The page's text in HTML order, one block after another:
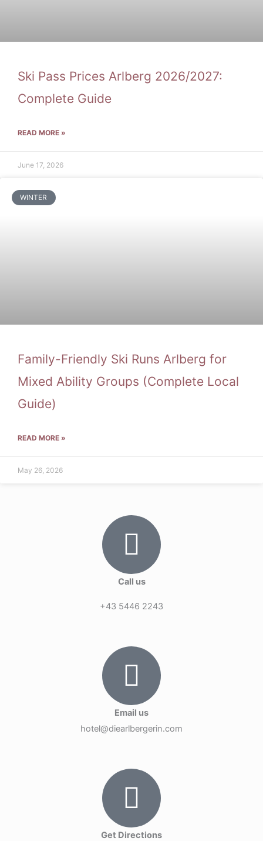
Ski Pass Prices Arlberg 2026/2027:
Complete Guide
READ MORE »
June 17, 2026
WINTER
Family-Friendly Ski Runs Arlberg for
Mixed Ability Groups (Complete Local
Guide)
READ MORE »
May 26, 2026
Call us
+43 5446 2243
Email us
hotel@diearlbergerin.com
Get Directions